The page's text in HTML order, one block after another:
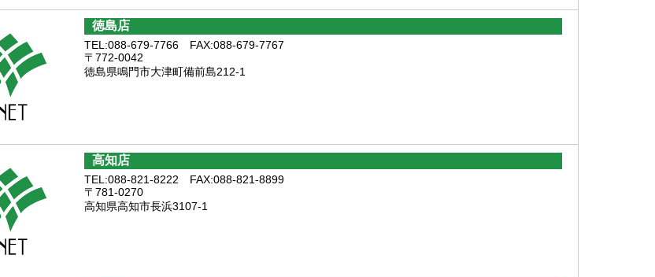
徳島店
TEL:088-679-7766 FAX:088-679-7767
〒772-0042
徳島県鳴門市大津町備前島212-1
高知店
TEL:088-821-8222 FAX:088-821-8899
〒781-0270
高知県高知市長浜3107-1